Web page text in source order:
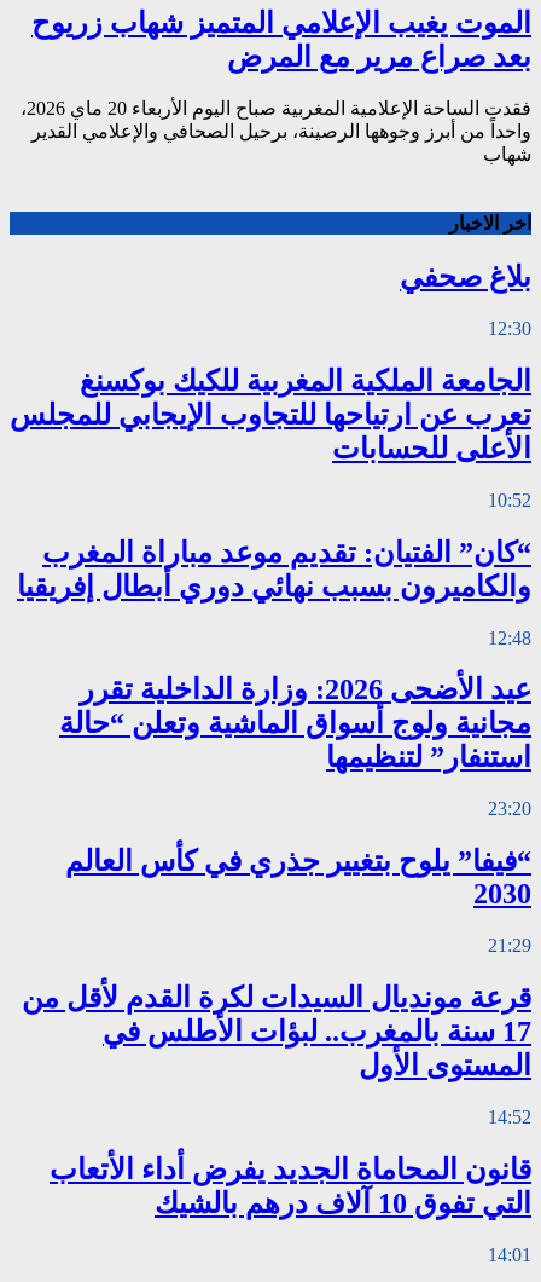
الموت يغيب الإعلامي المتميز شهاب زريوح
بعد صراع مرير مع المرض
فقدت الساحة الإعلامية المغربية صباح اليوم الأربعاء 20 ماي 2026،
واحداً من أبرز وجوهها الرصينة، برحيل الصحافي والإعلامي القدير
شهاب
اخر الاخبار
بلاغ صحفي
12:30
الجامعة الملكية المغربية للكيك بوكسنغ
تعرب عن ارتياحها للتجاوب الإيجابي للمجلس
الأعلى للحسابات
10:52
“كان” الفتيان: تقديم موعد مباراة المغرب
والكاميرون بسبب نهائي دوري أبطال إفريقيا
12:48
عيد الأضحى 2026: وزارة الداخلية تقرر
مجانية ولوج أسواق الماشية وتعلن “حالة
استنفار” لتنظيمها
23:20
“فيفا” يلوح بتغيير جذري في كأس العالم
2030
21:29
قرعة مونديال السيدات لكرة القدم لأقل من
17 سنة بالمغرب.. لبؤات الأطلس في
المستوى الأول
14:52
قانون المحاماة الجديد يفرض أداء الأتعاب
التي تفوق 10 آلاف درهم بالشيك
14:01